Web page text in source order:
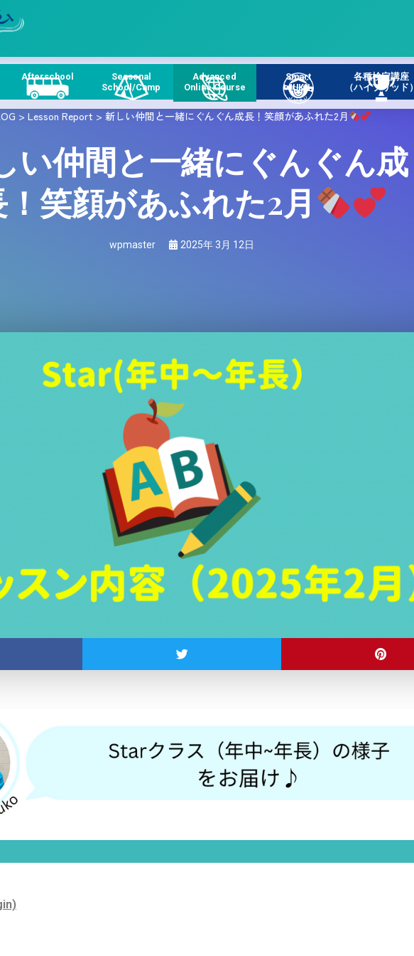
Afterschool
Course
Seasonal
School/Camp
Advanced
Online Course
Smart
JUKU
各種検定講座
（ハイブリッド）
> Lesson Report > 新しい仲間と一緒にぐんぐん成長！笑顔があふれた2月
い仲間と一緒にぐんぐん成
笑顔があふれた2月
wpmaster 2025年 3月 12日